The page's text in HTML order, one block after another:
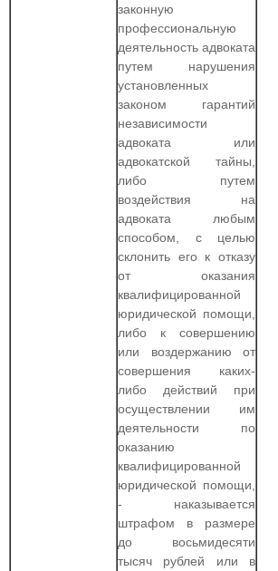
законную
профессиональную
деятельность адвоката
путем нарушения
установленных
законом гарантий
независимости
адвоката или
адвокатской тайны,
либо путем
воздействия на
адвоката любым
способом, с целью
склонить его к отказу
от оказания
квалифицированной
юридической помощи,
либо к совершению
или воздержанию от
совершения каких-
либо действий при
осуществлении им
деятельности по
оказанию
квалифицированной
юридической помощи,
- наказывается
штрафом в размере
до восьмидесяти
тысяч рублей или в